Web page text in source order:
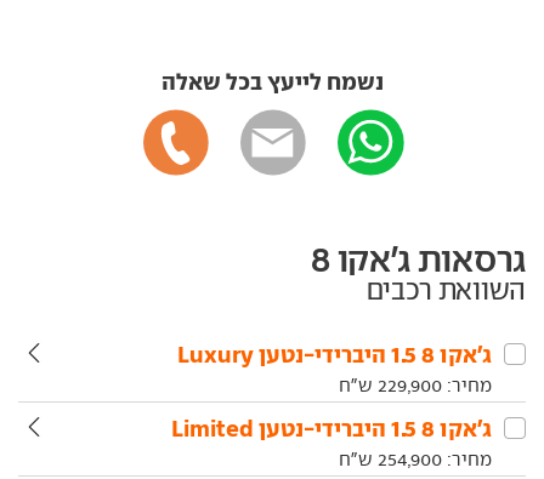
נשמח לייעץ בכל שאלה
גרסאות ג'אקו 8
השוואת רכבים
ג'אקו‏ 8‏ 1.5 היברידי-נטען Luxury
מחיר: 229,900 ש"ח
ג'אקו‏ 8‏ 1.5 היברידי-נטען Limited
מחיר: 254,900 ש"ח